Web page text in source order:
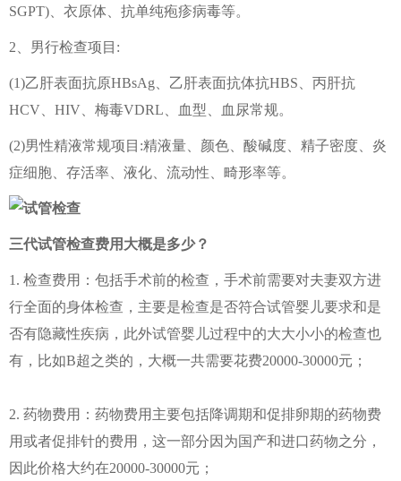
SGPT)、衣原体、抗单纯疱疹病毒等。
2、男行检查项目:
(1)乙肝表面抗原HBsAg、乙肝表面抗体抗HBS、丙肝抗
HCV、HIV、梅毒VDRL、血型、血尿常规。
(2)男性精液常规项目:精液量、颜色、酸碱度、精子密度、炎
症细胞、存活率、液化、流动性、畸形率等。
三代试管检查费用大概是多少？
1. 检查费用：包括手术前的检查，手术前需要对夫妻双方进
行全面的身体检查，主要是检查是否符合试管婴儿要求和是
否有隐藏性疾病，此外试管婴儿过程中的大大小小的检查也
有，比如B超之类的，大概一共需要花费20000-30000元；
2. 药物费用：药物费用主要包括降调期和促排卵期的药物费
用或者促排针的费用，这一部分因为国产和进口药物之分，
因此价格大约在20000-30000元；